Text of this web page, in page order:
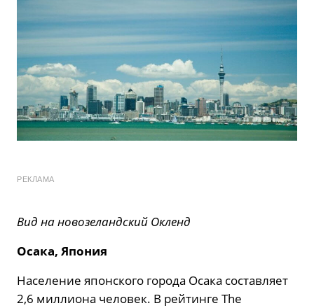
РЕКЛАМА
Вид на новозеландский Окленд
Осака, Япония
Население японского города Осака составляет
2,6 миллиона человек. В рейтинге The